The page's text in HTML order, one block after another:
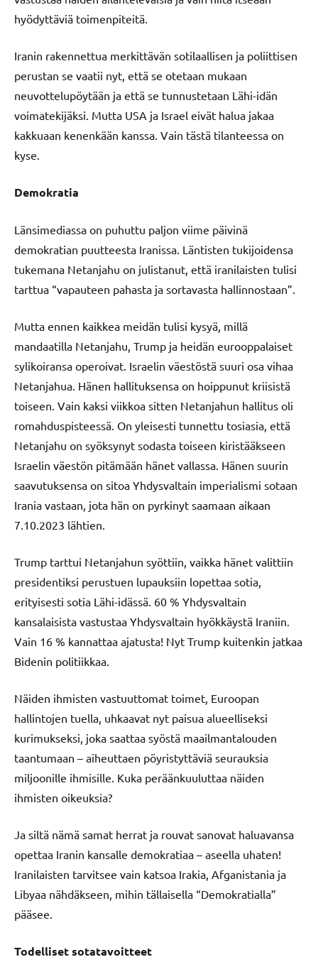
hyödyttäviä toimenpiteitä.
Iranin rakennettua merkittävän sotilaallisen ja poliittisen
perustan se vaatii nyt, että se otetaan mukaan
neuvottelupöytään ja että se tunnustetaan Lähi-idän
voimatekijäksi. Mutta USA ja Israel eivät halua jakaa
kakkuaan kenenkään kanssa. Vain tästä tilanteessa on
kyse.
Demokratia
Länsimediassa on puhuttu paljon viime päivinä
demokratian puutteesta Iranissa. Läntisten tukijoidensa
tukemana Netanjahu on julistanut, että iranilaisten tulisi
tarttua “vapauteen pahasta ja sortavasta hallinnostaan”.
Mutta ennen kaikkea meidän tulisi kysyä, millä
mandaatilla Netanjahu, Trump ja heidän eurooppalaiset
sylikoiransa operoivat. Israelin väestöstä suuri osa vihaa
Netanjahua. Hänen hallituksensa on hoippunut kriisistä
toiseen. Vain kaksi viikkoa sitten Netanjahun hallitus oli
romahduspisteessä. On yleisesti tunnettu tosiasia, että
Netanjahu on syöksynyt sodasta toiseen kiristääkseen
Israelin väestön pitämään hänet vallassa. Hänen suurin
saavutuksensa on sitoa Yhdysvaltain imperialismi sotaan
Irania vastaan, jota hän on pyrkinyt saamaan aikaan
7.10.2023 lähtien.
Trump tarttui Netanjahun syöttiin, vaikka hänet valittiin
presidentiksi perustuen lupauksiin lopettaa sotia,
erityisesti sotia Lähi-idässä. 60 % Yhdysvaltain
kansalaisista vastustaa Yhdysvaltain hyökkäystä Iraniin.
Vain 16 % kannattaa ajatusta! Nyt Trump kuitenkin jatkaa
Bidenin politiikkaa.
Näiden ihmisten vastuuttomat toimet, Euroopan
hallintojen tuella, uhkaavat nyt paisua alueelliseksi
kurimukseksi, joka saattaa syöstä maailmantalouden
taantumaan – aiheuttaen pöyristyttäviä seurauksia
miljoonille ihmisille. Kuka peräänkuuluttaa näiden
ihmisten oikeuksia?
Ja siltä nämä samat herrat ja rouvat sanovat haluavansa
opettaa Iranin kansalle demokratiaa – aseella uhaten!
Iranilaisten tarvitsee vain katsoa Irakia, Afganistania ja
Libyaa nähdäkseen, mihin tällaisella “Demokratialla”
pääsee.
Todelliset sotatavoitteet